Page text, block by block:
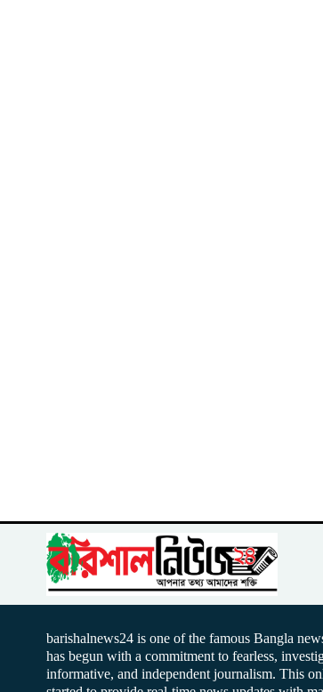
barishalnews24 is one of the famous Bangla
has begun with a commitment to fearless,
informative, and independent journalism. This